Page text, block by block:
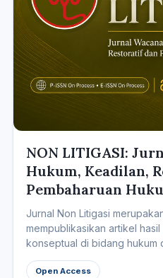
NON LITIGASI:
Hukum, Keadilan,
Pembaharuan
Jurnal Non Litigasi merupakan jurnal ilmiah yang
mempublikasikan artikel
konseptual di bidang hukum
Open Access